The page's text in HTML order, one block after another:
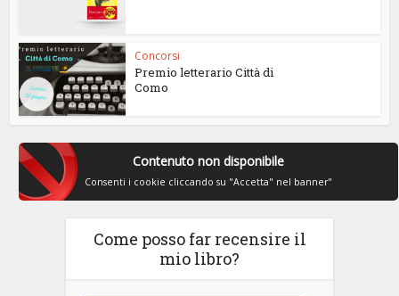
Concorsi
Premio letterario Città di
Como
Contenuto non disponibile
Consenti i cookie cliccando su "Accetta" nel banner"
Come posso far recensire il
mio libro?